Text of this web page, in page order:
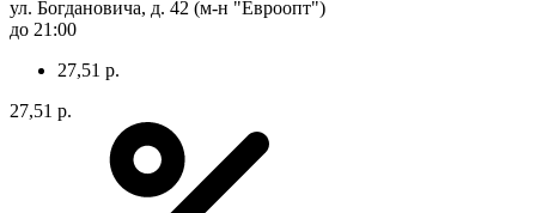
ул. Богдановича, д. 42 (м-н "Евроопт")
до 21:00
27,51 р.
27,51 р.